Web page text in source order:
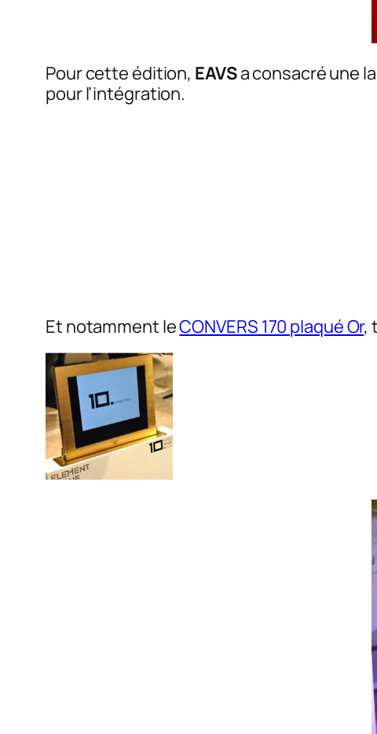
Pour cette édition, EAVSa consacré une
pour l’intégration.
Et notamment leCONVERS 170 plaqué Or,